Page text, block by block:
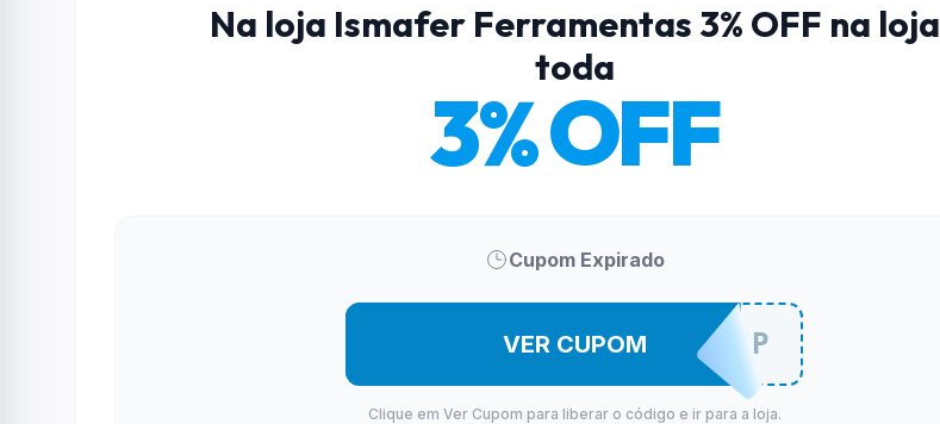
Na loja Ismafer Ferramentas 3% OFF na loja
toda
3% OFF
Cupom Expirado
ISMACMP
VER CUPOM
Clique em Ver Cupom para liberar o código e ir para a loja.